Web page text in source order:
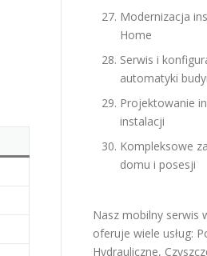
Modernizacja
Home
Serwis i
automatyki
Projektowanie
instalacji
Kompleksowe
domu i posesji
Nasz mobilny serwis
oferuje wiele usług:
Hydrauliczne,